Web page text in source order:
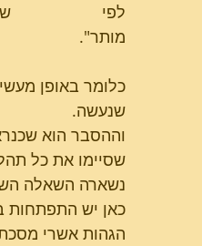
לפי
מותר".
כלומר באופן
שנעשה.
וההסבר הוא
שסיימו את כל
נשארה השאלה
כאן יש התפתחות
הגהות אשרי